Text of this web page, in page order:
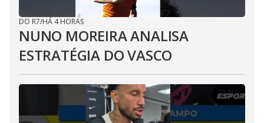
DO R7/HÁ 4 HORAS
NUNO MOREIRA ANALISA
ESTRATÉGIA DO VASCO